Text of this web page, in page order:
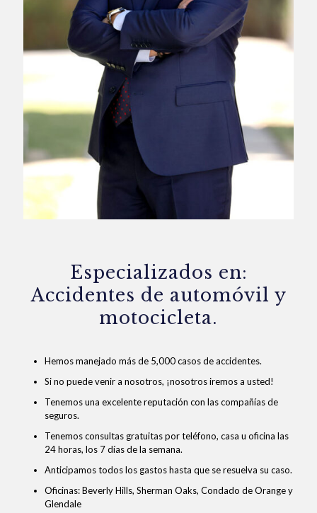
Especializados en:
Accidentes de automóvil y
motocicleta.
Hemos manejado más de 5,000 casos de accidentes.
Si no puede venir a nosotros, ¡nosotros iremos a usted!
Tenemos una excelente reputación con las compañías de
seguros.
Tenemos consultas gratuitas por teléfono, casa u oficina las
24 horas, los 7 días de la semana.
Anticipamos todos los gastos hasta que se resuelva su caso.
Oficinas: Beverly Hills, Sherman Oaks, Condado de Orange y
Glendale